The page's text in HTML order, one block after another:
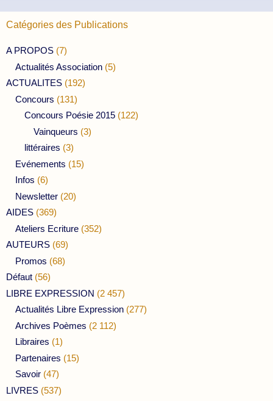
Catégories des Publications
A PROPOS (7)
Actualités Association (5)
ACTUALITES (192)
Concours (131)
Concours Poésie 2015 (122)
Vainqueurs (3)
littéraires (3)
Evénements (15)
Infos (6)
Newsletter (20)
AIDES (369)
Ateliers Ecriture (352)
AUTEURS (69)
Promos (68)
Défaut (56)
LIBRE EXPRESSION (2 457)
Actualités Libre Expression (277)
Archives Poèmes (2 112)
Libraires (1)
Partenaires (15)
Savoir (47)
LIVRES (537)